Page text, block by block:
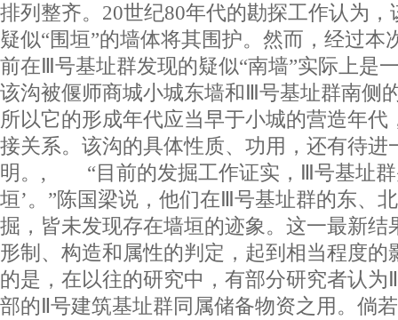
排列整齐。20世纪80年代的勘探工作认为
疑似“围垣”的墙体将其围护。然而，经过本
前在Ⅲ号基址群发现的疑似“南墙”实际上是
该沟被偃师商城小城东墙和Ⅲ号基址群南侧
所以它的形成年代应当早于小城的营造年
接关系。该沟的具体性质、功用，还有待进
明。, “目前的发掘工作证实，Ⅲ号基址群
垣’。”陈国梁说，他们在Ⅲ号基址群的东、
掘，皆未发现存在墙垣的迹象。这一最新
形制、构造和属性的判定，起到相当程
的是，在以往的研究中，有部分研究者认
部的Ⅱ号建筑基址群同属储备物资之用。倘